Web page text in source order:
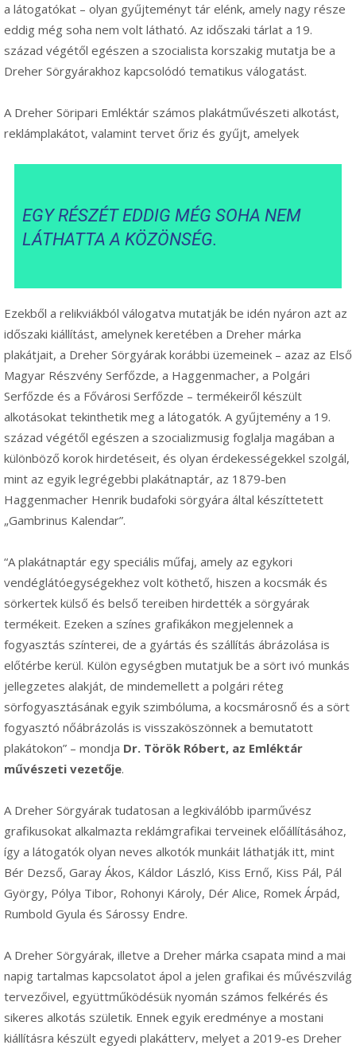
a látogatókat – olyan gyűjteményt tár elénk, amely nagy része
eddig még soha nem volt látható. Az időszaki tárlat a 19.
század végétől egészen a szocialista korszakig mutatja be a
Dreher Sörgyárakhoz kapcsolódó tematikus válogatást.
A Dreher Söripari Emléktár számos plakátművészeti alkotást,
reklámplakátot, valamint tervet őriz és gyűjt, amelyek
EGY RÉSZÉT EDDIG MÉG SOHA NEM
LÁTHATTA A KÖZÖNSÉG.
Ezekből a relikviákból válogatva mutatják be idén nyáron azt az
időszaki kiállítást, amelynek keretében a Dreher márka
plakátjait, a Dreher Sörgyárak korábbi üzemeinek – azaz az Első
Magyar Részvény Serfőzde, a Haggenmacher, a Polgári
Serfőzde és a Fővárosi Serfőzde – termékeiről készült
alkotásokat tekinthetik meg a látogatók. A gyűjtemény a 19.
század végétől egészen a szocializmusig foglalja magában a
különböző korok hirdetéseit, és olyan érdekességekkel szolgál,
mint az egyik legrégebbi plakátnaptár, az 1879-ben
Haggenmacher Henrik budafoki sörgyára által készíttetett
„Gambrinus Kalendar”.
“A plakátnaptár egy speciális műfaj, amely az egykori
vendéglátóegységekhez volt köthető, hiszen a kocsmák és
sörkertek külső és belső tereiben hirdették a sörgyárak
termékeit. Ezeken a színes grafikákon megjelennek a
fogyasztás színterei, de a gyártás és szállítás ábrázolása is
előtérbe kerül. Külön egységben mutatjuk be a sört ivó munkás
jellegzetes alakját, de mindemellett a polgári réteg
sörfogyasztásának egyik szimbóluma, a kocsmárosnő és a sört
fogyasztó nőábrázolás is visszaköszönnek a bemutatott
plakátokon” – mondja Dr. Török Róbert, az Emléktár
művészeti vezetője.
A Dreher Sörgyárak tudatosan a legkiválóbb iparművész
grafikusokat alkalmazta reklámgrafikai terveinek előállításához,
így a látogatók olyan neves alkotók munkáit láthatják itt, mint
Bér Dezső, Garay Ákos, Káldor László, Kiss Ernő, Kiss Pál, Pál
György, Pólya Tibor, Rohonyi Károly, Dér Alice, Romek Árpád,
Rumbold Gyula és Sárossy Endre.
A Dreher Sörgyárak, illetve a Dreher márka csapata mind a mai
napig tartalmas kapcsolatot ápol a jelen grafikai és művészvilág
tervezőivel, együttműködésük nyomán számos felkérés és
sikeres alkotás születik. Ennek egyik eredménye a mostani
kiállításra készült egyedi plakátterv, melyet a 2019-es Dreher